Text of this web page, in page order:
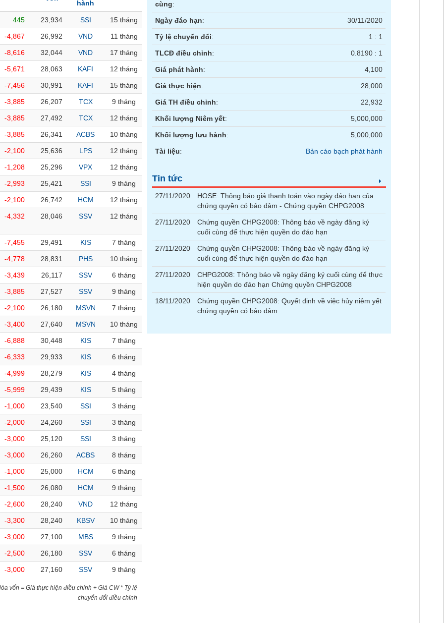
hành
445 23,934 SSI 15 tháng
-4,867 26,992 VND 11 tháng
-8,616 32,044 VND 17 tháng
-5,671 28,063 KAFI 12 tháng
-7,456 30,991 KAFI 15 tháng
-3,885 26,207 TCX 9 tháng
-3,885 27,492 TCX 12 tháng
-3,885 26,341 ACBS 10 tháng
-2,100 25,636 LPS 12 tháng
-1,208 25,296 VPX 12 tháng
-2,993 25,421 SSI 9 tháng
-2,100 26,742 HCM 12 tháng
-4,332 28,046 SSV 12 tháng
-7,455 29,491 KIS 7 tháng
-4,778 28,831 PHS 10 tháng
-3,439 26,117 SSV 6 tháng
-3,885 27,527 SSV 9 tháng
-2,100 26,180 MSVN 7 tháng
-3,400 27,640 MSVN 10 tháng
-6,888 30,448 KIS 7 tháng
-6,333 29,933 KIS 6 tháng
-4,999 28,279 KIS 4 tháng
-5,999 29,439 KIS 5 tháng
-1,000 23,540 SSI 3 tháng
-2,000 24,260 SSI 3 tháng
-3,000 25,120 SSI 3 tháng
-3,000 26,260 ACBS 8 tháng
-1,000 25,000 HCM 6 tháng
-1,500 26,080 HCM 9 tháng
-2,600 28,240 VND 12 tháng
-3,300 28,240 KBSV 10 tháng
-3,000 27,100 MBS 9 tháng
-2,500 26,180 SSV 6 tháng
-3,000 27,160 SSV 9 tháng
vốn = Giá thực hiện điều chỉnh + Giá CW * Tỷ lệ
chuyển đổi điều chỉnh
cùng:
Ngày đáo hạn: 30/11/2020
Tỷ lệ chuyển đổi: 1 : 1
TLCĐ điều chỉnh: 0.8190 : 1
Giá phát hành: 4,100
Giá thực hiện: 28,000
Giá TH điều chỉnh: 22,932
Khối lượng Niêm yết: 5,000,000
Khối lượng lưu hành: 5,000,000
Tài liệu: Bản cáo bạch phát hành
Tin tức
27/11/2020
HOSE: Thông báo giá thanh toán vào ngày đáo hạn của
chứng quyền có bảo đảm - Chứng quyền CHPG2008
27/11/2020
Chứng quyền CHPG2008: Thông báo về ngày đăng ký
cuối cùng để thực hiện quyền do đáo hạn
27/11/2020
Chứng quyền CHPG2008: Thông báo về ngày đăng ký
cuối cùng để thực hiện quyền do đáo hạn
27/11/2020
CHPG2008: Thông báo về ngày đăng ký cuối cùng để thực
hiện quyền do đáo hạn Chứng quyền CHPG2008
18/11/2020
Chứng quyền CHPG2008: Quyết định về việc hủy niêm yết
chứng quyền có bảo đảm
Hợp đồng tương lai Trái phiếu